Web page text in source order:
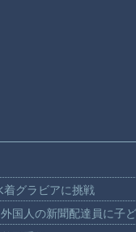
着グラビアに挑戦
人の新聞配達員に子